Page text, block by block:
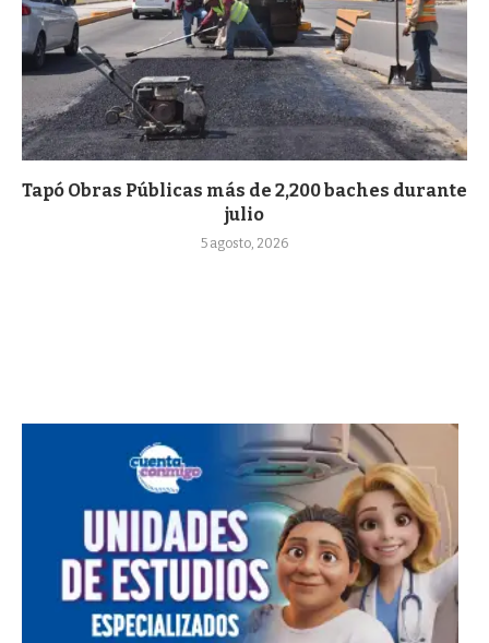
Tapó Obras Públicas más de 2,200 baches durante
julio
5 agosto, 2026